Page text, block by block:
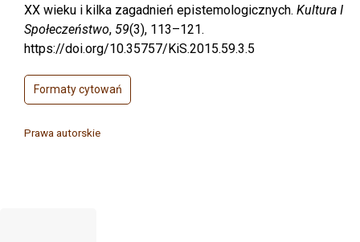
XX wieku i kilka zagadnień epistemologicznych. Kultura I
Społeczeństwo, 59(3), 113–121.
https://doi.org/10.35757/KiS.2015.59.3.5
Formaty cytowań
Prawa autorskie